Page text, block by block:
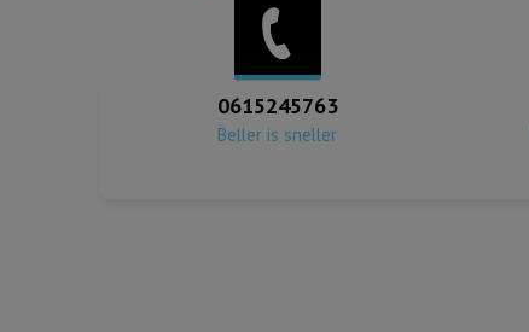
0615245763
Beller is sneller